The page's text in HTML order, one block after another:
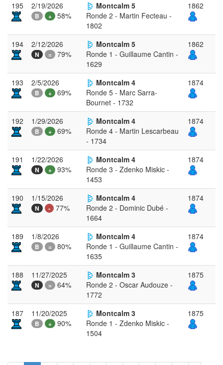
195 2/19/2026
B + 58%
Montcalm 5
Ronde 2 - Martin Fecteau -
1802
1862
194 2/12/2026
N = 79%
Montcalm 5
Ronde 1 - Guillaume Cantin -
1629
1862
193 2/5/2026
B + 69%
Montcalm 4
Ronde 5 - Marc Sarra-
Bournet - 1732
1874
192 1/29/2026
B + 69%
Montcalm 4
Ronde 4 - Martin Lescarbeau
- 1734
1874
191 1/22/2026
N + 93%
Montcalm 4
Ronde 3 - Zdenko Miskic -
1453
1874
190 1/15/2026
N - 77%
Montcalm 4
Ronde 2 - Dominic Dubé -
1664
1874
189 1/8/2026
B = 80%
Montcalm 4
Ronde 1 - Guillaume Cantin -
1635
1874
188 11/27/2025
N = 64%
Montcalm 3
Ronde 2 - Oscar Audouze -
1772
1875
187 11/20/2025
B + 90%
Montcalm 3
Ronde 1 - Zdenko Miskic -
1504
1875